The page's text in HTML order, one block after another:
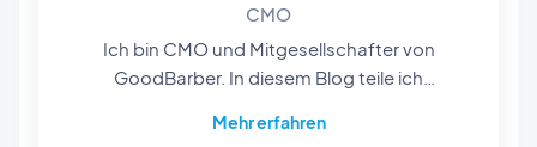
CMO
Ich bin CMO und Mitgesellschafter von
GoodBarber. In diesem Blog teile ich
GoodBarber herausholen können, Analysen zu
Mehr erfahren